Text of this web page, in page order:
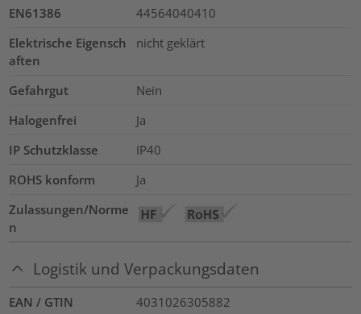
EN61386
44564040410
Elektrische Eigensch
aften
nicht geklärt
Gefahrgut
Nein
Halogenfrei
Ja
IP Schutzklasse
IP40
ROHS konform
Ja
Zulassungen/Norme
n
Logistik und Verpackungsdaten
EAN / GTIN
4031026305882